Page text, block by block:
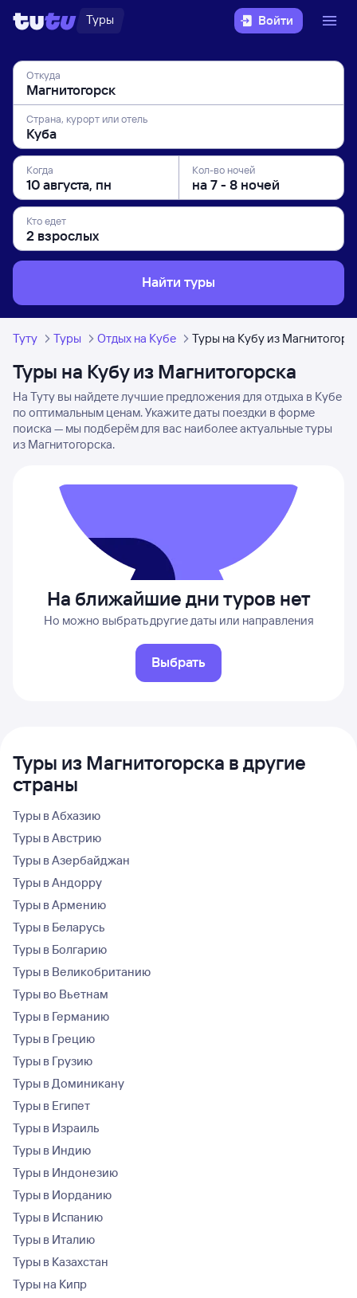
Туры Войти
Откуда
Страна, курорт или отель
Когда Кол-во ночей
Кто едет
Найти туры
Туту Туры Отдых на Кубе Туры на Кубу из
Туры на Кубу из Магнитогорска
На Туту вы найдете лучшие предложения для отдыха в Кубе
по оптимальным ценам. Укажите даты поездки в форме
поиска — мы подберём для вас наиболее актуальные туры
из Магнитогорска.
На ближайшие дни туров нет
Но можно выбрать другие даты или направления
Выбрать
Туры из Магнитогорска в другие
страны
Туры в Абхазию
Туры в Австрию
Туры в Азербайджан
Туры в Андорру
Туры в Армению
Туры в Беларусь
Туры в Болгарию
Туры в Великобританию
Туры во Вьетнам
Туры в Германию
Туры в Грецию
Туры в Грузию
Туры в Доминикану
Туры в Египет
Туры в Израиль
Туры в Индию
Туры в Индонезию
Туры в Иорданию
Туры в Испанию
Туры в Италию
Туры в Казахстан
Туры на Кипр